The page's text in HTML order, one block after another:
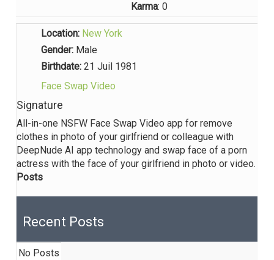
Karma: 0
Location: New York
Gender: Male
Birthdate: 21 Juil 1981
Face Swap Video
Signature
All-in-one NSFW Face Swap Video app for remove
clothes in photo of your girlfriend or colleague with
DeepNude AI app technology and swap face of a porn
actress with the face of your girlfriend in photo or video.
Posts
Recent Posts
No Posts